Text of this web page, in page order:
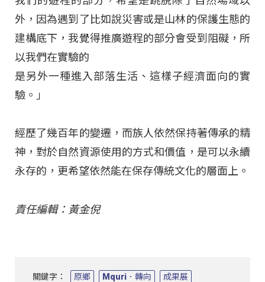
外，因為遇到了比如說災害或是山林的保護生態的
建構底下，我覺得推廣遊程的部分會受到阻礙，所
以我們在實驗的
是另外一種進入部落生活、這樣子經濟面向的實
驗。」
經歷了幾百年的變遷，而族人依然保持著傳承的精
神，對於自然資源使用的方式和價值，是可以永續
永存的，更希望依然能在保存傳統文化的層面上。
責任編輯：黃金倪
關鍵字： 原鄉 Mquri．轉向
成果展